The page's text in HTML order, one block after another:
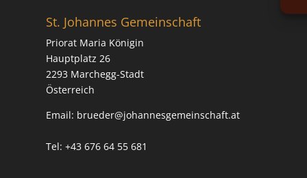
St. Johannes Gemeinschaft
Priorat Maria Königin
Hauptplatz 26
2293 Marchegg-Stadt
Österreich
Email: brueder@johannesgemeinschaft.at
Tel: +43 676 64 55 681